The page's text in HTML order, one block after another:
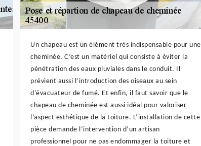
Un chapeau est un élément très indispensable pour une
cheminée. C’est un matériel qui consiste à éviter la
pénétration des eaux pluviales dans le conduit. Il
prévient aussi l’introduction des oiseaux au sein
d’évacuateur de fumé. Et enfin, il faut savoir que le
chapeau de cheminée est aussi idéal pour valoriser
l’aspect esthétique de la toiture. L’installation de cette
pièce demande l’intervention d’un artisan
professionnel pour ne pas endommager la toiture et